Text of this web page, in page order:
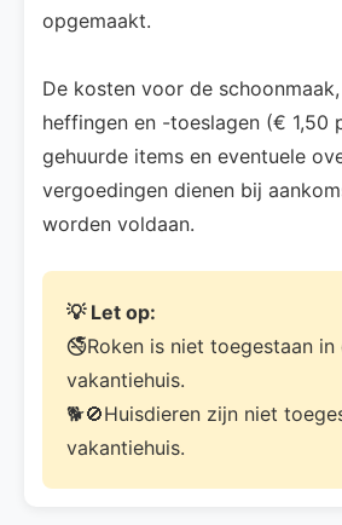
opgemaakt.
De kosten voor de
heffingen en -toeslagen (€ 1,50
gehuurde items en eventuele
vergoedingen dienen bij
worden voldaan.
💡 Let op:
🚭Roken is niet toegestaan in
vakantiehuis.
🐕🚫Huisdieren zijn niet
vakantiehuis.